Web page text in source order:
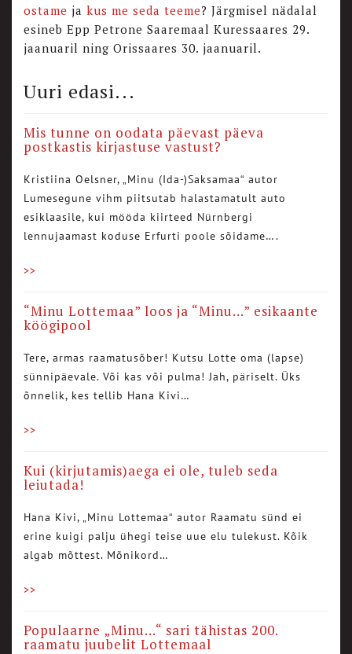
ostame ja kus me seda teeme? Järgmisel nädalal
esineb Epp Petrone Saaremaal Kuressaares 29.
jaanuaril ning Orissaares 30. jaanuaril.
Uuri edasi...
Mis tunne on oodata päevast päeva
postkastis kirjastuse vastust?
Kristiina Oelsner, „Minu (Ida-)Saksamaa“ autor
Lumesegune vihm piitsutab halastamatult auto
esiklaasile, kui mööda kiirteed Nürnbergi
lennujaamast koduse Erfurti poole sõidame….
>>
“Minu Lottemaa” loos ja “Minu…” esikaante
köögipool
Tere, armas raamatusõber! Kutsu Lotte oma (lapse)
sünnipäevale. Või kas või pulma! Jah, päriselt. Üks
õnnelik, kes tellib Hana Kivi…
>>
Kui (kirjutamis)aega ei ole, tuleb seda
leiutada!
Hana Kivi, „Minu Lottemaa“ autor Raamatu sünd ei
erine kuigi palju ühegi teise uue elu tulekust. Kõik
algab mõttest. Mõnikord…
>>
Populaarne „Minu…“ sari tähistas 200.
raamatu juubelit Lottemaal